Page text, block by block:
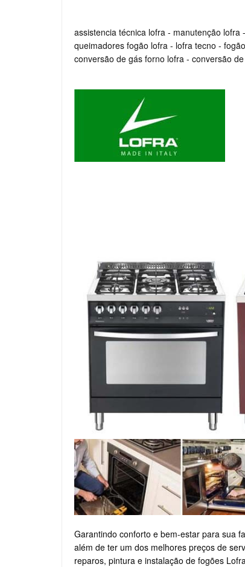
assistencia técnica lofra - manutenção lofra -
queimadores fogão lofra - lofra tecno -
conversão de gás forno lofra - conversão
Garantindo conforto e bem-estar para sua
além de ter um dos melhores preços de
reparos, pintura e instalação de fogões